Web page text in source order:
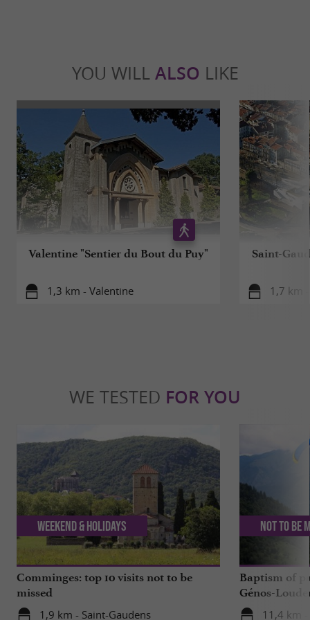
YOU WILL ALSO LIKE
Valentine "Sentier du Bout du Puy"
1,3 km - Valentine
Saint-
1,7 km
WE TESTED FOR YOU
Comminges: top 10 visits not to be
missed
1,9 km - Saint-Gaudens
Weekend & Holidays
Baptism of
Génos-
live!
11,4 km -
Not to be